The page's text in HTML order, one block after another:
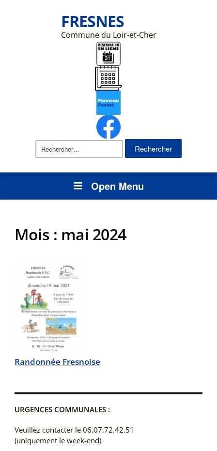
FRESNES
Commune du Loir-et-Cher
Rechercher :
Open Menu
Mois : mai 2024
Randonnée Fresnoise
URGENCES COMMUNALES :
Veuillez contacter le 06.07.72.42.51
(uniquement le week-end)